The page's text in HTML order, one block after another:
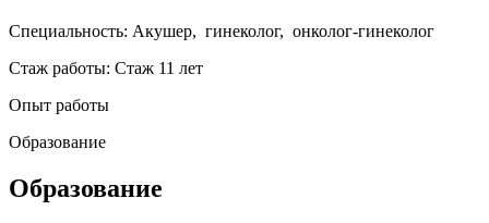
Специальность: Акушер, гинеколог, онколог-гинеколог
Стаж работы: Стаж 11 лет
Опыт работы
Образование
Образование